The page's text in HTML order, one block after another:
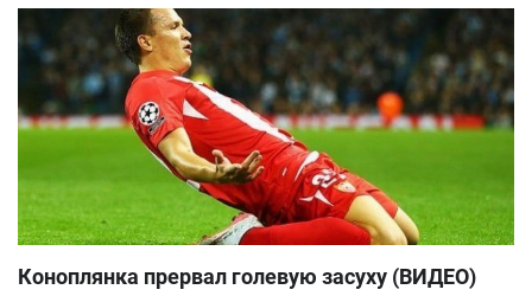
Коноплянка прервал голевую засуху (ВИДЕО)